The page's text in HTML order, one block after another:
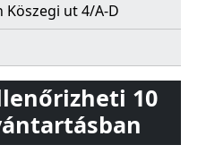
Köszegi ut 4/A-D
10